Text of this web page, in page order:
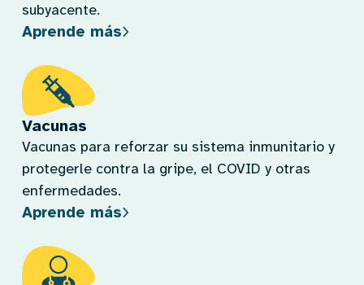
subyacente.
Aprende más
Vacunas
Vacunas para reforzar su sistema inmunitario y
protegerle contra la gripe, el COVID y otras
enfermedades.
Aprende más